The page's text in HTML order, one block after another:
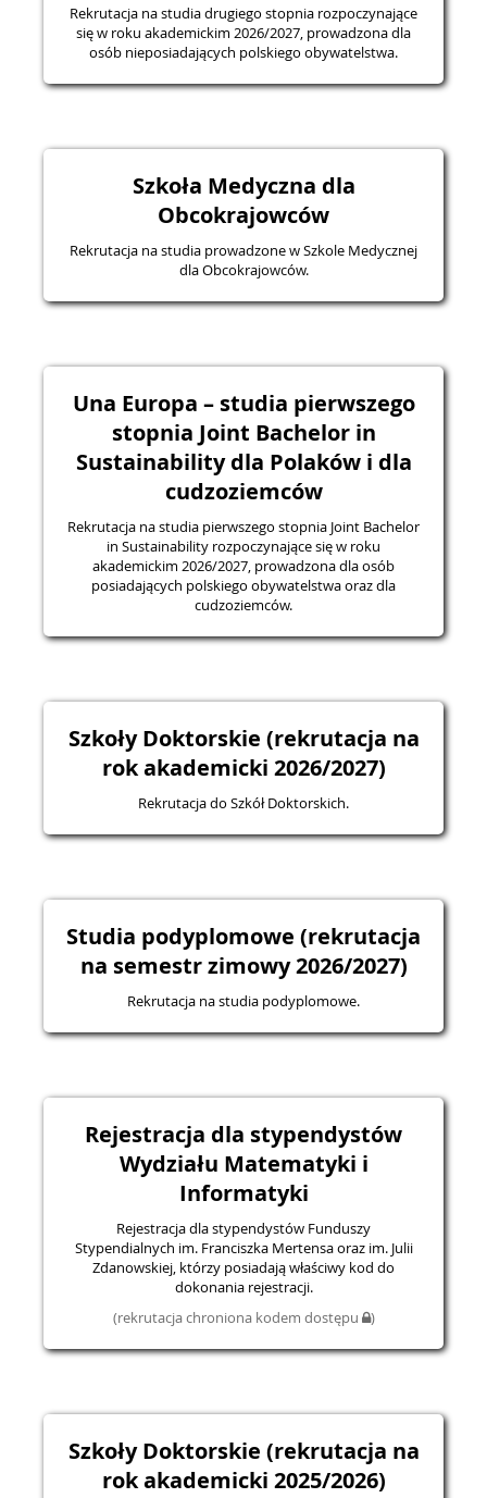
Rekrutacja na studia drugiego stopnia rozpoczynające
się w roku akademickim 2026/2027, prowadzona dla
osób nieposiadających polskiego obywatelstwa.
Szkoła Medyczna dla
Obcokrajowców
Rekrutacja na studia prowadzone w Szkole Medycznej
dla Obcokrajowców.
Una Europa – studia pierwszego
stopnia Joint Bachelor in
Sustainability dla Polaków i dla
cudzoziemców
Rekrutacja na studia pierwszego stopnia Joint Bachelor
in Sustainability rozpoczynające się w roku
akademickim 2026/2027, prowadzona dla osób
posiadających polskiego obywatelstwa oraz dla
cudzoziemców.
Szkoły Doktorskie (rekrutacja na
rok akademicki 2026/2027)
Rekrutacja do Szkół Doktorskich.
Studia podyplomowe (rekrutacja
na semestr zimowy 2026/2027)
Rekrutacja na studia podyplomowe.
Rejestracja dla stypendystów
Wydziału Matematyki i
Informatyki
Rejestracja dla stypendystów Funduszy
Stypendialnych im. Franciszka Mertensa oraz im. Julii
Zdanowskiej, którzy posiadają właściwy kod do
dokonania rejestracji.
(rekrutacja chroniona kodem dostępu
)
Szkoły Doktorskie (rekrutacja na
rok akademicki 2025/2026)